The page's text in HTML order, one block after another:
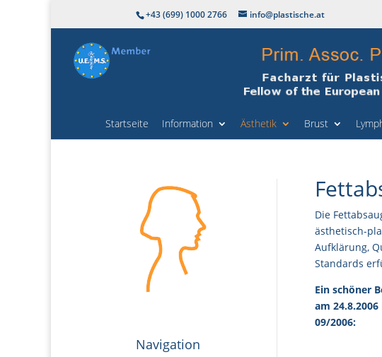
+43 (699) 1000 2766 info@plastische.at
Startseite Information Ästhetik Brust
Navigation
Die
ästhetisch-
Aufklärung,
Standards
Ein schöner
am
09/2006: